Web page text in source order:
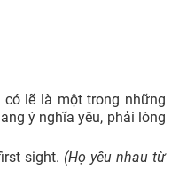
có lẽ là một trong những
ý nghĩa yêu, phải lòng
sight. (Họ yêu nhau từ